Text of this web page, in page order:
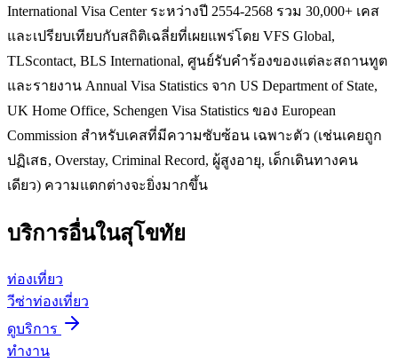
International Visa Center ระหว่างปี 2554-2568 รวม 30,000+ เคส
และเปรียบเทียบกับสถิติเฉลี่ยที่เผยแพร่โดย VFS Global,
TLScontact, BLS International, ศูนย์รับคำร้องของแต่ละสถานทูต
และรายงาน Annual Visa Statistics จาก US Department of State,
UK Home Office, Schengen Visa Statistics ของ European
Commission สำหรับเคสที่มีความซับซ้อน เฉพาะตัว (เช่นเคยถูก
ปฏิเสธ, Overstay, Criminal Record, ผู้สูงอายุ, เด็กเดินทางคน
เดียว) ความแตกต่างจะยิ่งมากขึ้น
บริการอื่นในสุโขทัย
ท่องเที่ยว
วีซ่าท่องเที่ยว
ดูบริการ
ทำงาน